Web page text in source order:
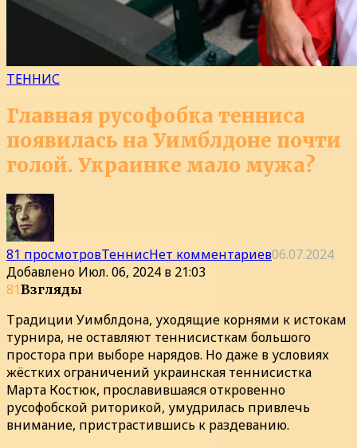
ТЕННИС
Главная русофобка тенниса
появилась на Уимблдоне почти
голой. Украинке мало мужа?
81 просмотровТеннисНет комментариев06.07.2024
Добавлено Июл. 06, 2024 в 21:03
81Взгляды
Традиции Уимблдона, уходящие корнями к истокам
турнира, не оставляют теннисисткам большого
простора при выборе нарядов. Но даже в условиях
жёстких ограничений украинская теннисистка
Марта Костюк, прославившаяся откровенно
русофобской риторикой, умудрилась привлечь
внимание, пристрастившись к раздеванию.